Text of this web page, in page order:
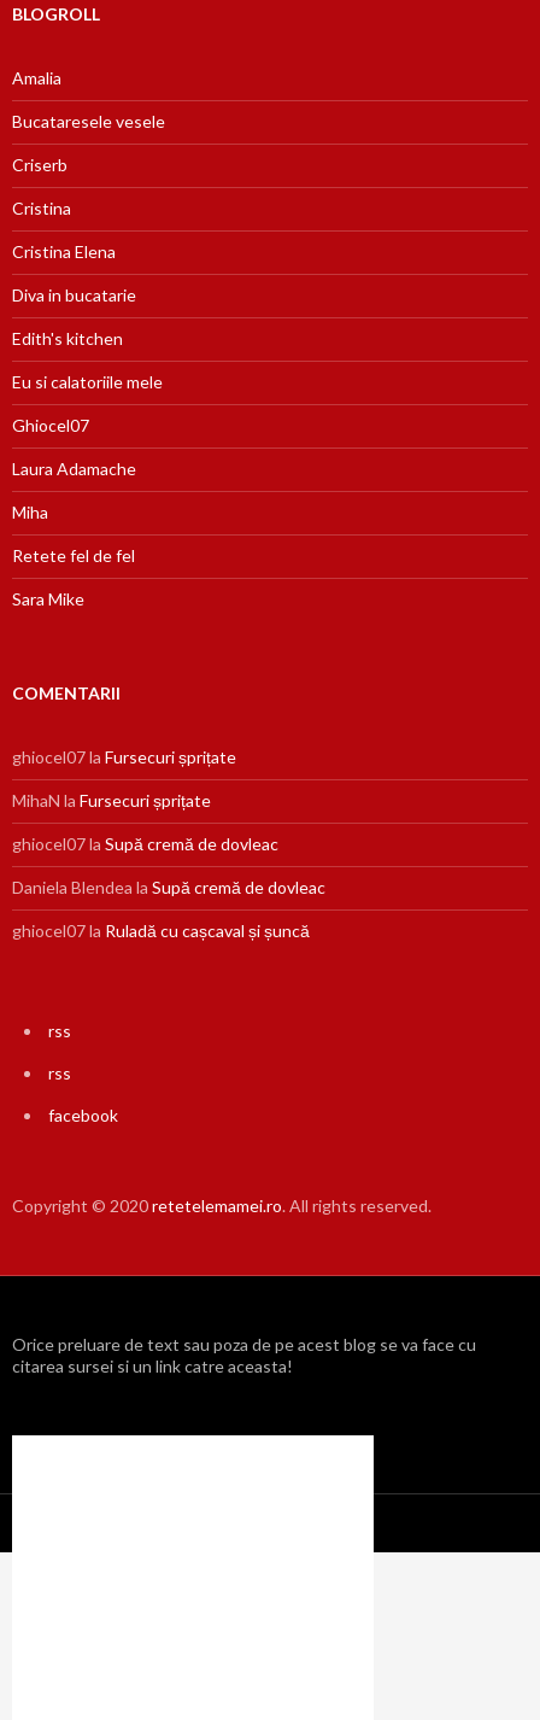
BLOGROLL
Amalia
Bucataresele vesele
Criserb
Cristina
Cristina Elena
Diva in bucatarie
Edith's kitchen
Eu si calatoriile mele
Ghiocel07
Laura Adamache
Miha
Retete fel de fel
Sara Mike
COMENTARII
ghiocel07la Fursecuri șprițate
MihaN la Fursecuri șprițate
ghiocel07la Supă cremă de dovleac
Daniela Blendea la Supă cremă de dovleac
ghiocel07la Ruladă cu cașcaval și șuncă
rss
rss
facebook
Copyright © 2020retetelemamei.ro. All rights reserved.
Orice preluare de text sau poza de pe acest blog se va face cu
citarea sursei si un link catre aceasta!